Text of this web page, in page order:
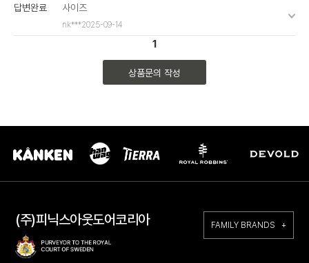
답변완료 사이즈
nk***2025-09-14
1
상품문의 작성
(주)피닉스아웃도어코리아 FAMILY BRANDS +